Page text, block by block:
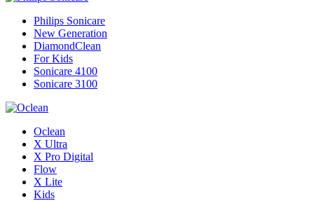
Philips Sonicare
New Generation
DiamondClean
For Kids
Sonicare 4100
Sonicare 3100
Oclean
X Ultra
X Pro Digital
Flow
X Lite
Kids